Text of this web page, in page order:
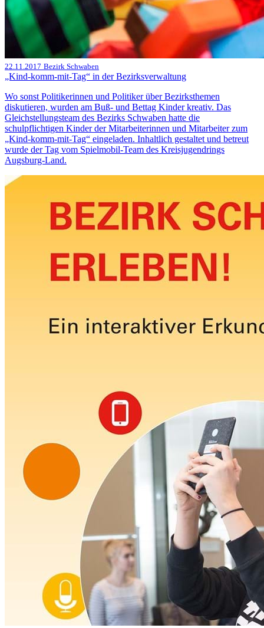
22.11.2017 Bezirk Schwaben
„Kind-komm-mit-Tag“ in der Bezirksverwaltung
Wo sonst Politikerinnen und Politiker über Bezirksthemen
diskutieren, wurden am Buß- und Bettag Kinder kreativ. Das
Gleichstellungsteam des Bezirks Schwaben hatte die
schulpflichtigen Kinder der Mitarbeiterinnen und Mitarbeiter zum
„Kind-komm-mit-Tag“ eingeladen. Inhaltlich gestaltet und betreut
wurde der Tag vom Spielmobil-Team des Kreisjugendrings
Augsburg-Land.